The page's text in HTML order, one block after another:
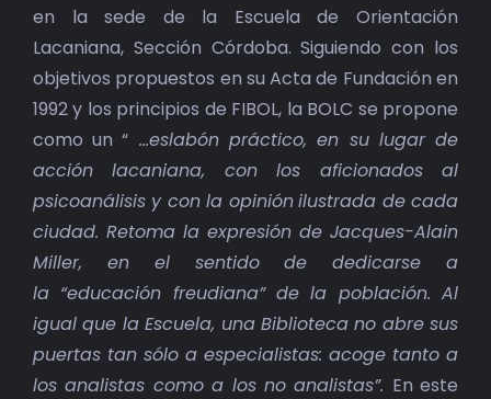
en la sede de la Escuela de Orientación
Lacaniana, Sección Córdoba. Siguiendo con los
objetivos propuestos en su Acta de Fundación en
1992 y los principios de FIBOL, la BOLC se propone
como un “ …eslabón práctico, en su lugar de
acción lacaniana, con los aficionados al
psicoanálisis y con la opiniónilustrada de cada
ciudad. Retoma la expresión de Jacques-Alain
Miller, en el sentido de dedicarse a
la “educación freudiana” de la población. Al
igual que la Escuela, una Biblioteca no abre sus
puertas tan sólo a especialistas: acoge tanto a
los analistas como a los no analistas”. En este